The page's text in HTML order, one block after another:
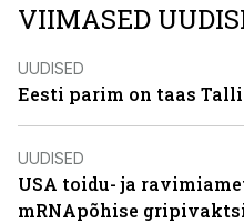
VIIMASED
UUDISED
Eesti parim on taas
UUDISED
USA toidu- ja
mRNApõhise